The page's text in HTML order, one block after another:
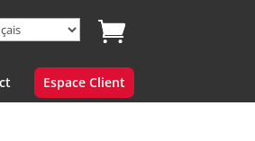
Espace Client